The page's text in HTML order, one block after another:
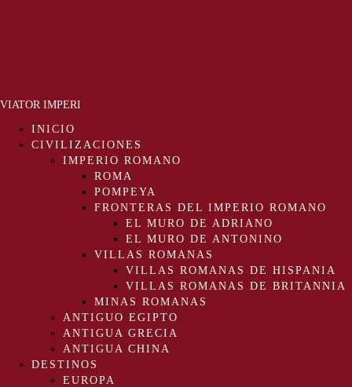
VIATOR IMPERI
INICIO
CIVILIZACIONES
IMPERIO ROMANO
ROMA
POMPEYA
FRONTERAS DEL IMPERIO ROMANO
EL MURO DE ADRIANO
EL MURO DE ANTONINO
VILLAS ROMANAS
VILLAS ROMANAS DE HISPANIA
VILLAS ROMANAS DE BRITANNIA
MINAS ROMANAS
ANTIGUO EGIPTO
ANTIGUA GRECIA
ANTIGUA CHINA
DESTINOS
EUROPA